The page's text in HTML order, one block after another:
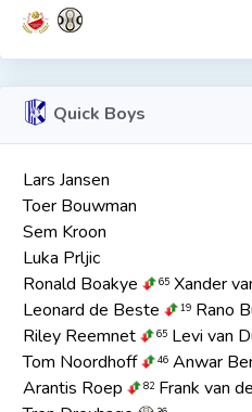
Quick Boys
Lars Jansen
Toer Bouwman
Sem Kroon
Luka Prljic
Ronald Boakye
65 Xander
Leonard de Beste
19 Rano
Riley Reemnet 65 Levi van
Tom Noordhoff
46 Anwar
Arantis Roep
82 Frank van